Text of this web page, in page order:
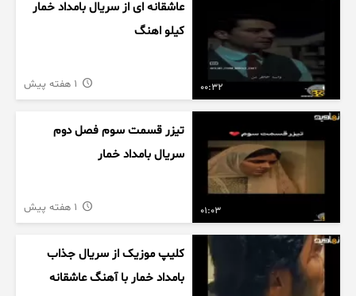
00:32
عاشقانه ای از سریال بامداد خمار
کیلو اهنگ
01:03
تیزر قسمت سوم فصل دوم
سریال بامداد خمار
کلیپ موزیک از سریال جذاب
بامداد خمار با آهنگ عاشقانه